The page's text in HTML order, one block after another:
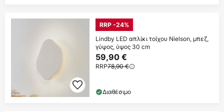
RRP -24%
Lindby LED απλίκι τοίχου Nielson, μπεζ,
γύψος, ύψος 30 cm
59,90 €
RRP78,90 €
Διαθέσιμο